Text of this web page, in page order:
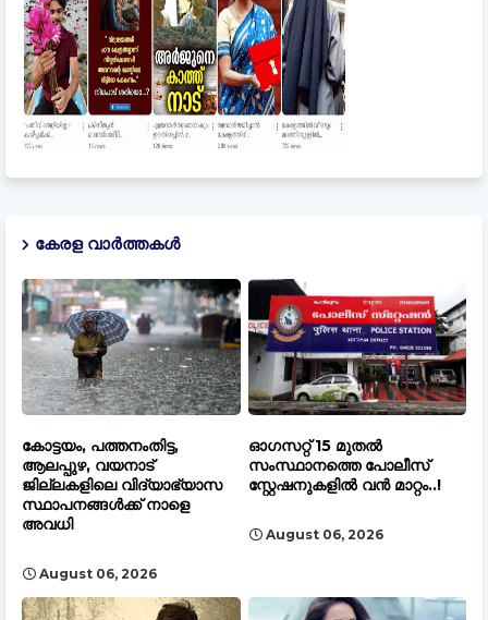
കേരള വാർത്തകൾ
കോട്ടയം, പത്തനംതിട്ട,
ആലപ്പുഴ, വയനാട്
ജില്ലകളിലെ വിദ്യാഭ്യാസ
സ്ഥാപനങ്ങൾക്ക് നാളെ
അവധി
August 06, 2026
ഓഗസറ്റ് 15 മുതല്‍
സംസ്ഥാനത്തെ പോലീസ്
സ്റ്റേഷനുകളിൽ വൻ മാറ്റം..!
August 06, 2026